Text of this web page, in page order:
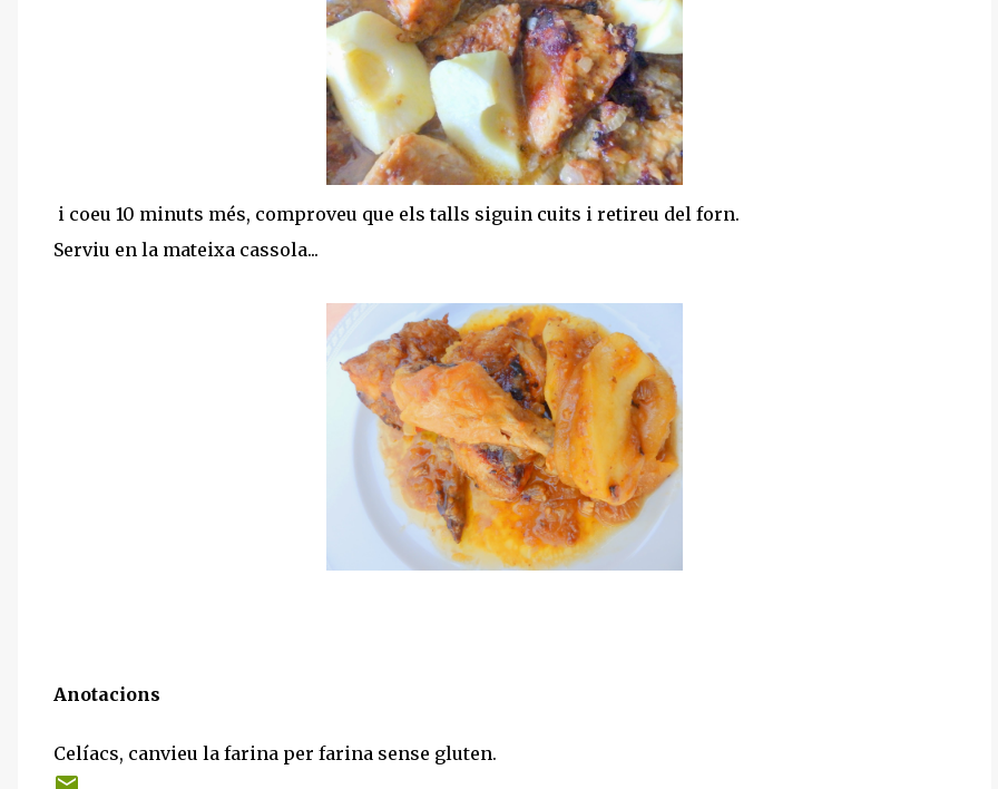
i coeu 10 minuts més, comproveu que els talls siguin cuits i retireu del forn.
Serviu en la mateixa cassola...
Anotacions
Celíacs, canvieu la farina per farina sense gluten.